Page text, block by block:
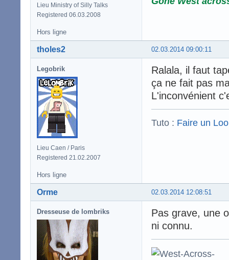
Lieu Ministry of Silly Talks
Registered 06.03.2008
Hors ligne
02.03.2014 09:00:11
tholes2
Legobrik
Lieu Caen / Paris
Registered 21.02.2007
Ralala, il faut
ça ne fait pas
L'inconvénient
Tuto : Faire un
Hors ligne
02.03.2014 12:08:51
Orme
Dresseuse de lombriks
Pas grave, une
ni connu.